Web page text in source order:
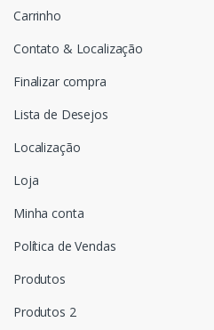
Carrinho
Contato & Localização
Finalizar compra
Lista de Desejos
Localização
Loja
Minha conta
Política de Vendas
Produtos
Produtos 2